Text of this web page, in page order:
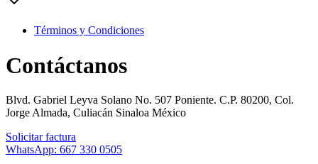
Términos y Condiciones
Contáctanos
Blvd. Gabriel Leyva Solano No. 507 Poniente. C.P. 80200, Col.
Jorge Almada, Culiacán Sinaloa México
Solicitar factura
WhatsApp: 667 330 0505